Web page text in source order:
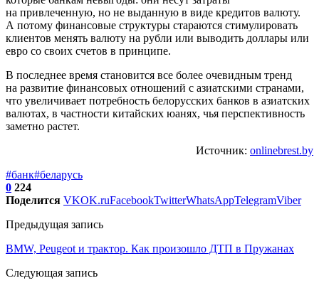
на привлеченную, но не выданную в виде кредитов валюту.
А потому финансовые структуры стараются стимулировать
клиентов менять валюту на рубли или выводить доллары или
евро со своих счетов в принципе.
В последнее время становится все более очевидным тренд
на развитие финансовых отношений с азиатскими странами,
что увеличивает потребность белорусских банков в азиатских
валютах, в частности китайских юанях, чья перспективность
заметно растет.
Источник: onlinebrest.by
#банк#беларусь
0 224
Поделится VKOK.ruFacebookTwitterWhatsAppTelegramViber
Предыдущая запись
BMW, Peugeot и трактор. Как произошло ДТП в Пружанах
Следующая запись